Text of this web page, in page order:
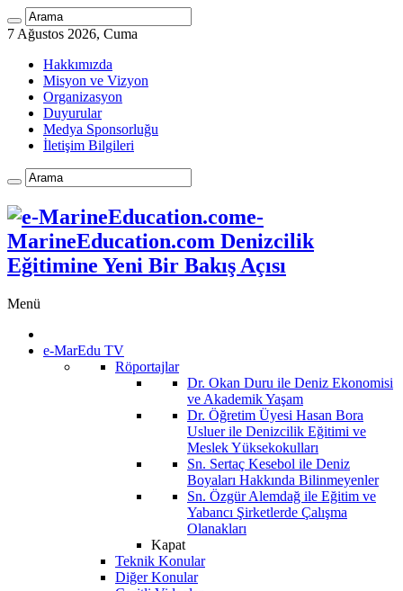
7 Ağustos 2026, Cuma
Hakkımızda
Misyon ve Vizyon
Organizasyon
Duyurular
Medya Sponsorluğu
İletişim Bilgileri
e-
MarineEducation.com Denizcilik
Eğitimine Yeni Bir Bakış Açısı
Menü
e-MarEdu TV
Röportajlar
Dr. Okan Duru ile Deniz Ekonomisi
ve Akademik Yaşam
Dr. Öğretim Üyesi Hasan Bora
Usluer ile Denizcilik Eğitimi ve
Meslek Yüksekokulları
Sn. Sertaç Kesebol ile Deniz
Boyaları Hakkında Bilinmeyenler
Sn. Özgür Alemdağ ile Eğitim ve
Yabancı Şirketlerde Çalışma
Olanakları
Kapat
Teknik Konular
Diğer Konular